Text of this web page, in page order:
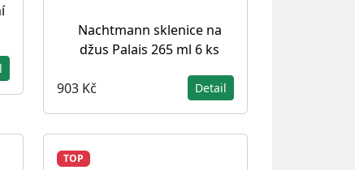
Nachtmann sklenice na
džus Palais 265 ml 6 ks
903 Kč Detail
TOP